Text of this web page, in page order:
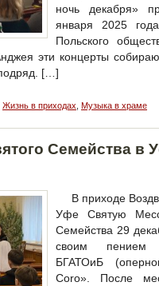
ночь декабря»
января 2025
Польского
эти концерты
[…]
Жизнь в приходах Музыка в храме
Семейства в
В приходе
Уфе Святую
Семейства 29
своим пением
БГАТОиБ
Coro». После